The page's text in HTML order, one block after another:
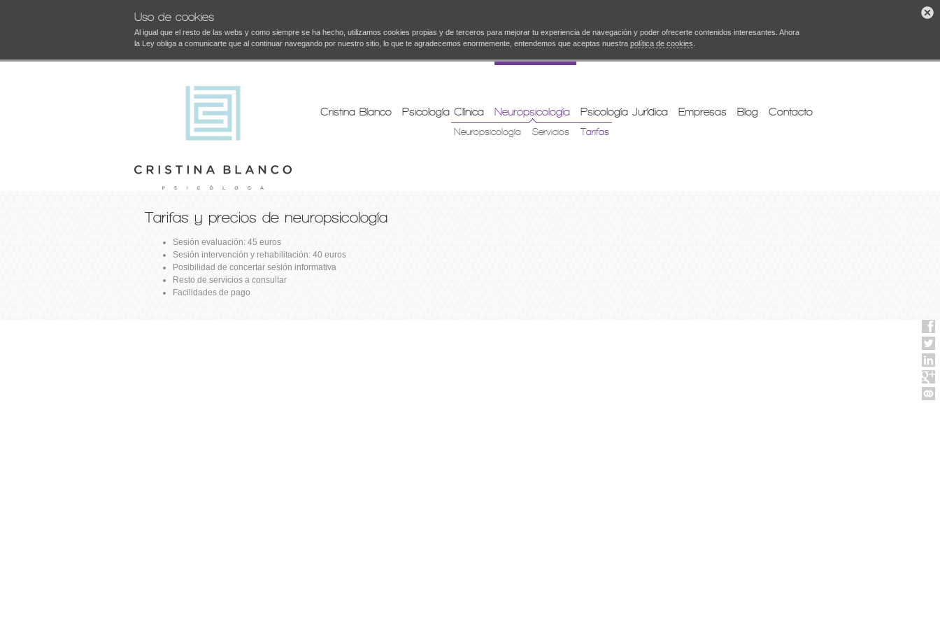
Uso de cookies
Al igual que el resto de las webs y como siempre se ha hecho, utilizamos cookies propias y de terceros para mejorar tu experiencia de navegación y poder ofrecerte contenidos interesantes. Ahora
la Ley obliga a comunicarte que al continuar navegando por nuestro sitio, lo que te agradecemos enormemente, entendemos que aceptas nuestra política de cookies
Cristina Blanco Psicología Clínica Neuropsicología
Neuropsicología Servicios Tarifas
Psicología Jurídica Empresas Blog Contacto
Tarifas y precios de neuropsicología
Sesión evaluación: 45 euros
Sesión intervención y rehabilitación: 40 euros
Posibilidad de concertar sesión informativa
Resto de servicios a consultar
Facilidades de pago